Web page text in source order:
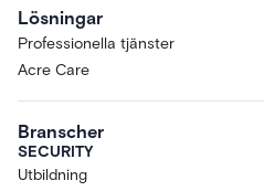
Lösningar
Professionella tjänster
Acre Care
Branscher
SECURITY
Utbildning